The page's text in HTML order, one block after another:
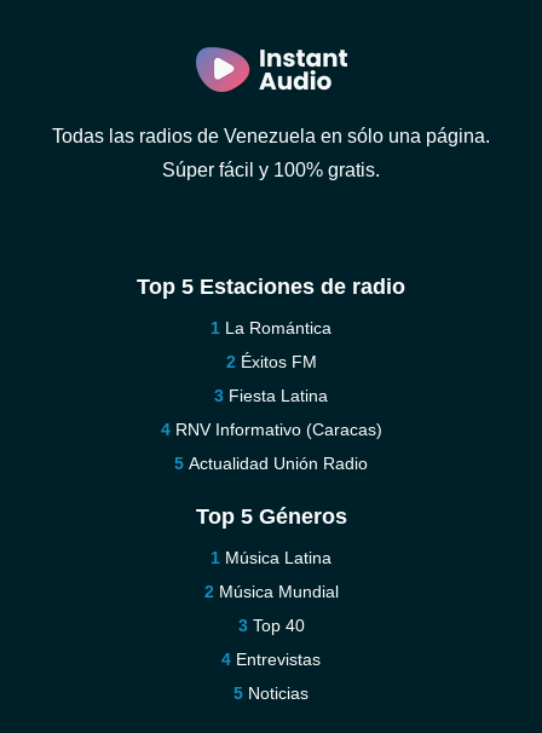
Todas las radios de Venezuela en sólo una página.
Súper fácil y 100% gratis.
Top 5 Estaciones de radio
La Romántica
Éxitos FM
Fiesta Latina
RNV Informativo (Caracas)
Actualidad Unión Radio
Top 5 Géneros
Música Latina
Música Mundial
Top 40
Entrevistas
Noticias